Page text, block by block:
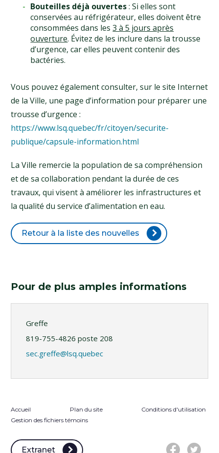
Bouteilles déjà ouvertes: Si elles sont
conservées au réfrigérateur, elles doivent être
consommées dans les3 à 5 jours après
ouverture. Évitez de les inclure dans la trousse
d’urgence, car elles peuvent contenir des
bactéries.
Vous pouvez également consulter, sur le site Internet
de la Ville, une page d’information pour préparer une
trousse d’urgence :
https://www.lsq.quebec/fr/citoyen/securite-
publique/capsule-information.html
La Ville remercie la population de sa compréhension
et de sa collaboration pendant la durée de ces
travaux, qui visent à améliorer les infrastructures et
la qualité du service d’alimentation en eau.
Retour à la liste des nouvelles
Pour de plus amples informations
Greffe
819-755-4826 poste 208
sec.greffe@lsq.quebec
Extranet
Accueil Plan du site
Conditions d'utilisation
Gestion des fichiers témoins